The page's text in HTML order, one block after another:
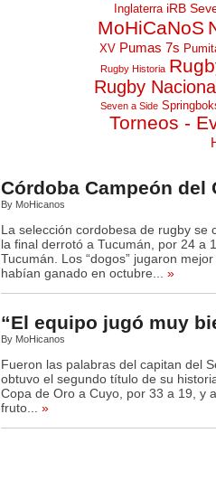
Inglaterra iRB
MoHiCaNoS
XV Pumas 7s
Rugby Historia
Rugby
Seven a Side
Torneos -
Córdoba Campeón del
By MoHicanos
La selección cordobesa de rugby se
la final derrotó a Tucumán, por 24 a
Tucumán. Los “dogos” jugaron
habían ganado en octubre...
»
“El equipo jugó muy
By MoHicanos
Fueron las palabras del capitan del
obtuvo el segundo título de su
Copa de Oro a Cuyo, por 33 a 19, y
fruto...
»